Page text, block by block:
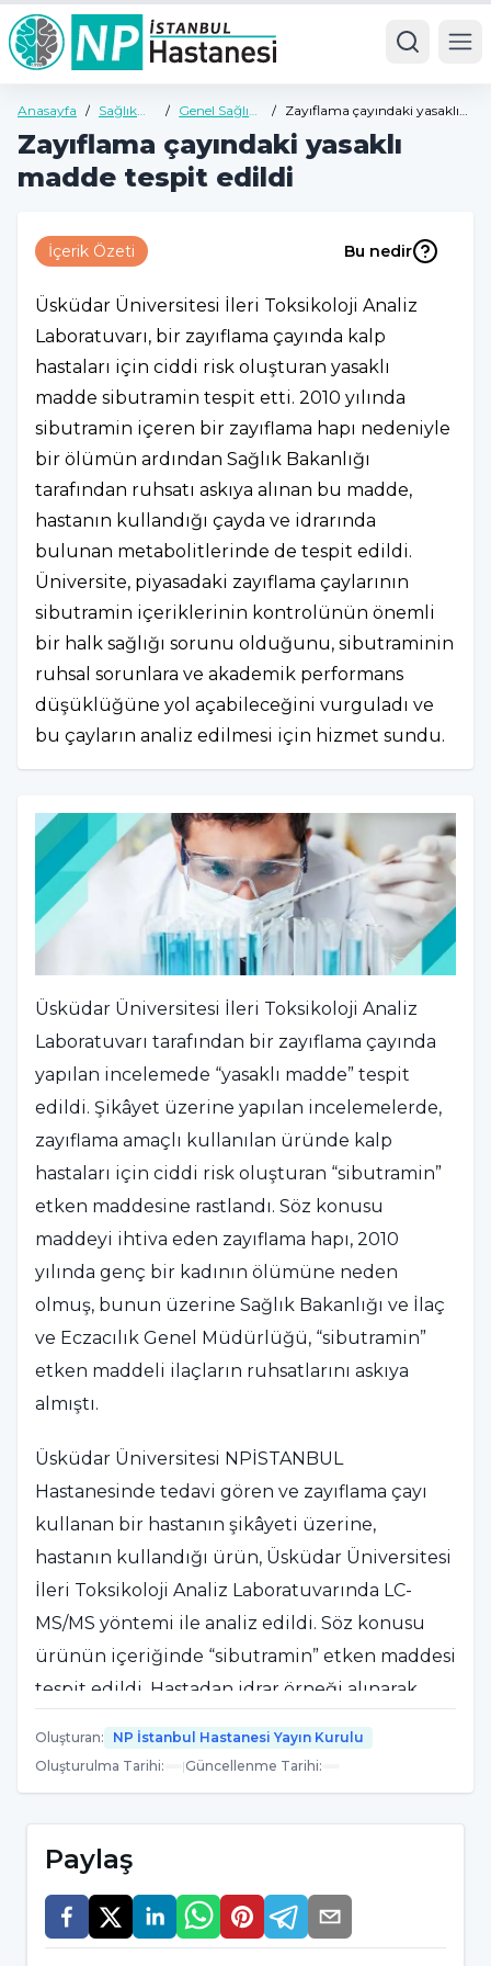
Anasayfa / Sağlık
/ Genel Sağlık
/
Zayıflama çayındaki yasaklı
Zayıflama çayındaki yasaklı
madde tespit edildi
İçerik Özeti Bu nedir
Üsküdar Üniversitesi İleri Toksikoloji Analiz
Laboratuvarı, bir zayıflama çayında kalp
hastaları için ciddi risk oluşturan yasaklı
madde sibutramin tespit etti. 2010 yılında
sibutramin içeren bir zayıflama hapı nedeniyle
bir ölümün ardından Sağlık Bakanlığı
tarafından ruhsatı askıya alınan bu madde,
hastanın kullandığı çayda ve idrarında
bulunan metabolitlerinde de tespit edildi.
Üniversite, piyasadaki zayıflama çaylarının
sibutramin içeriklerinin kontrolünün önemli
bir halk sağlığı sorunu olduğunu, sibutraminin
ruhsal sorunlara ve akademik performans
düşüklüğüne yol açabileceğini vurguladı ve
bu çayların analiz edilmesi için hizmet sundu.
Üsküdar Üniversitesi İleri Toksikoloji Analiz
Laboratuvarı tarafından bir zayıflama çayında
yapılan incelemede “yasaklı madde” tespit
edildi. Şikâyet üzerine yapılan incelemelerde,
zayıflama amaçlı kullanılan üründe kalp
hastaları için ciddi risk oluşturan “sibutramin”
etken maddesine rastlandı. Söz konusu
maddeyi ihtiva eden zayıflama hapı, 2010
yılında genç bir kadının ölümüne neden
olmuş, bunun üzerine Sağlık Bakanlığı ve İlaç
ve Eczacılık Genel Müdürlüğü, “sibutramin”
etken maddeli ilaçların ruhsatlarını askıya
almıştı.
Üsküdar Üniversitesi NPİSTANBUL
Hastanesinde tedavi gören ve zayıflama çayı
kullanan bir hastanın şikâyeti üzerine,
hastanın kullandığı ürün, Üsküdar Üniversitesi
İleri Toksikoloji Analiz Laboratuvarında LC-
MS/MS yöntemi ile analiz edildi. Söz konusu
ürünün içeriğinde “sibutramin” etken maddesi
tespit edildi. Hastadan idrar örneği alınarak
metabolizasyonu sonucu vücutta oluşan iki
“Sibutramin” sinir sistemi ve
kardiyovasküler hastaları için risk
oluşturuyor
Oluşturan:
NP İstanbul Hastanesi Yayın Kurulu
Oluşturulma Tarihi: |Güncellenme Tarihi:
Paylaş